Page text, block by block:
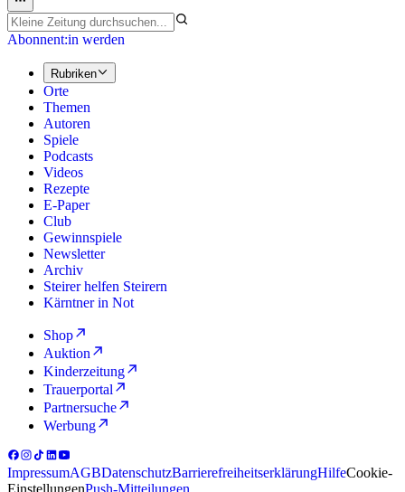
Abonnent:in werden
Rubriken
Orte
Themen
Autoren
Spiele
Podcasts
Videos
Rezepte
E-Paper
Club
Gewinnspiele
Newsletter
Archiv
Steirer helfen Steirern
Kärntner in Not
Shop
Auktion
Kinderzeitung
Trauerportal
Partnersuche
Werbung
ImpressumAGBDatenschutzBarrierefreiheitserklärungHilfeCookie-
EinstellungenPush-Mitteilungen